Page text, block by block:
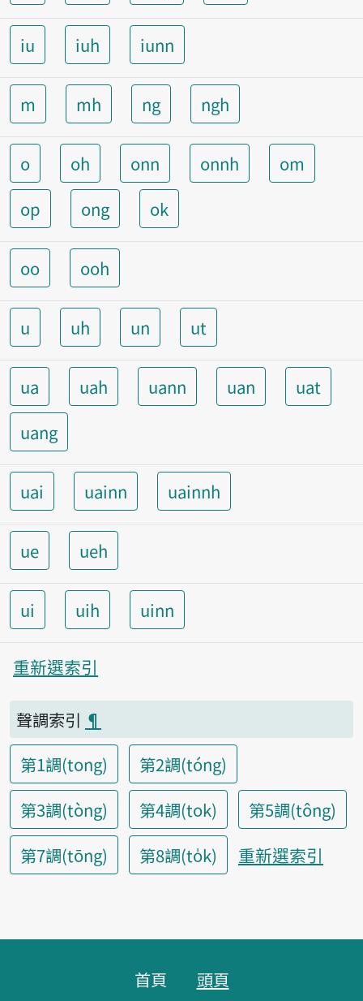
iu iuh iunn
m mh ng ngh
o oh onn onnh
om
op
ong ok
oo ooh
u uh un ut
ua uah uann uan
uat
uang
uai uainn uainnh
ue ueh
ui uih uinn
重新選索引
聲調索引 ¶
第1調(tong)
第2調(tóng)
第3調(tòng)
第4調(tok)
第5調(tông)
第7調(tōng)
第8調(to̍k) 重新選索引
首頁 頭頁